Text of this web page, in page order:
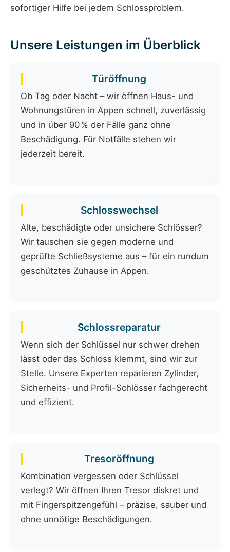
sofortiger Hilfe bei jedem Schlossproblem.
Unsere Leistungen im Überblick
Türöffnung
Ob Tag oder Nacht – wir öffnen Haus- und
Wohnungstüren in Appen schnell, zuverlässig
und in über 90 % der Fälle ganz ohne
Beschädigung. Für Notfälle stehen wir
jederzeit bereit.
Schlosswechsel
Alte, beschädigte oder unsichere Schlösser?
Wir tauschen sie gegen moderne und
geprüfte Schließsysteme aus – für ein rundum
geschütztes Zuhause in Appen.
Schlossreparatur
Wenn sich der Schlüssel nur schwer drehen
lässt oder das Schloss klemmt, sind wir zur
Stelle. Unsere Experten reparieren Zylinder,
Sicherheits- und Profil-Schlösser fachgerecht
und effizient.
Tresoröffnung
Kombination vergessen oder Schlüssel
verlegt? Wir öffnen Ihren Tresor diskret und
mit Fingerspitzengefühl – präzise, sauber und
ohne unnötige Beschädigungen.